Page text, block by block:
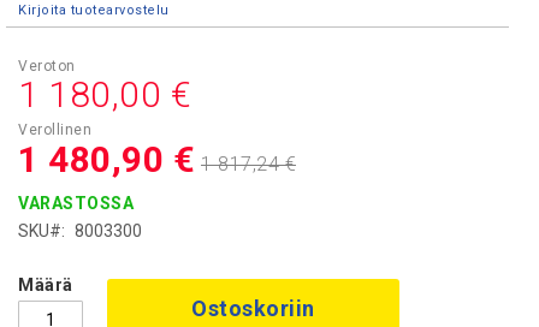
Kirjoita tuotearvostelu
Asiakashinta
1 480,90 €
1 180,00 €
1 817,24 €
VARASTOSSA
SKU
8003300
Määrä
Ostoskoriin
of
images
gallery